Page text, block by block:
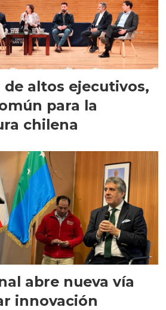
de altos ejecutivos,
para la
chilena
abre nueva vía
innovación